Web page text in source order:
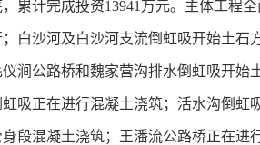
计完成投资13941万元。主体工程全
沙河及白沙河支流倒虹吸开始土石方
公路桥和魏家营沟排水倒虹吸开始土
正在进行混凝土浇筑；活水沟倒虹
混凝土浇筑；王潘流公路桥正在进